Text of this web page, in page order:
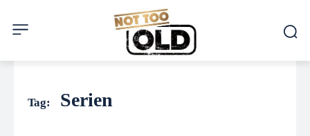
Tag: Serien